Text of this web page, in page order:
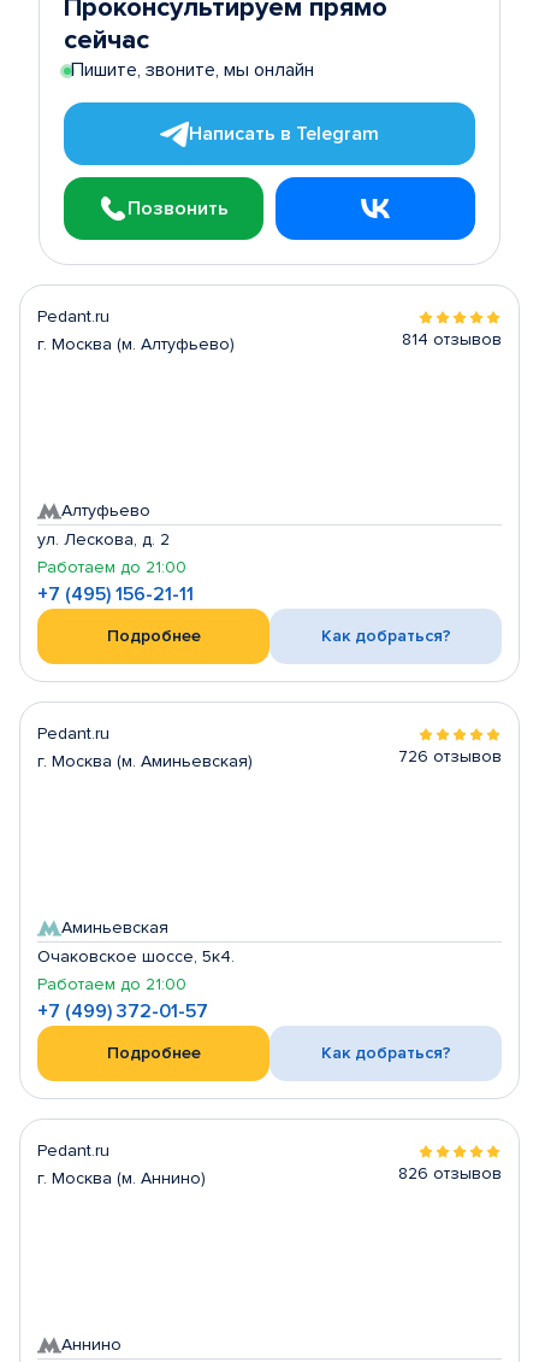
Проконсультируем прямо
сейчас
Пишите, звоните, мы онлайн
Написать в Telegram
Позвонить
Pedant.ru
г. Москва (м. Алтуфьево)
814 отзывов
Алтуфьево
ул. Лескова, д. 2
Работаем до 21:00
+7 (495) 156-21-11
Подробнее Как добраться?
Pedant.ru
г. Москва (м. Аминьевская)
726 отзывов
Аминьевская
Очаковское шоссе, 5к4.
Работаем до 21:00
+7 (499) 372-01-57
Подробнее Как добраться?
Pedant.ru
г. Москва (м. Аннино)
826 отзывов
Аннино